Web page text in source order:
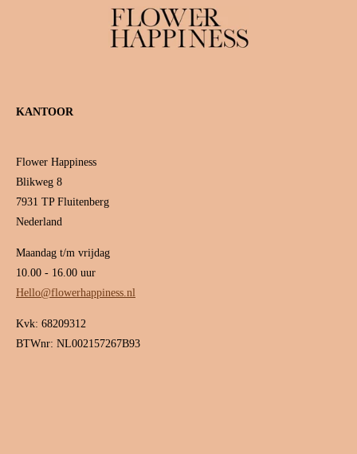
KANTOOR
Flower Happiness
Blikweg 8
7931 TP Fluitenberg
Nederland
Maandag t/m vrijdag
10.00 - 16.00 uur
Hello@flowerhappiness.nl
Kvk: 68209312
BTWnr: NL002157267B93